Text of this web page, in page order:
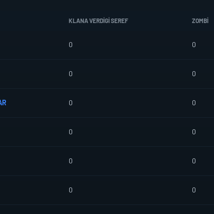
KLANA VERDIGI SEREF ZOMBI
0 0
0 0
0 0
0 0
0 0
0 0